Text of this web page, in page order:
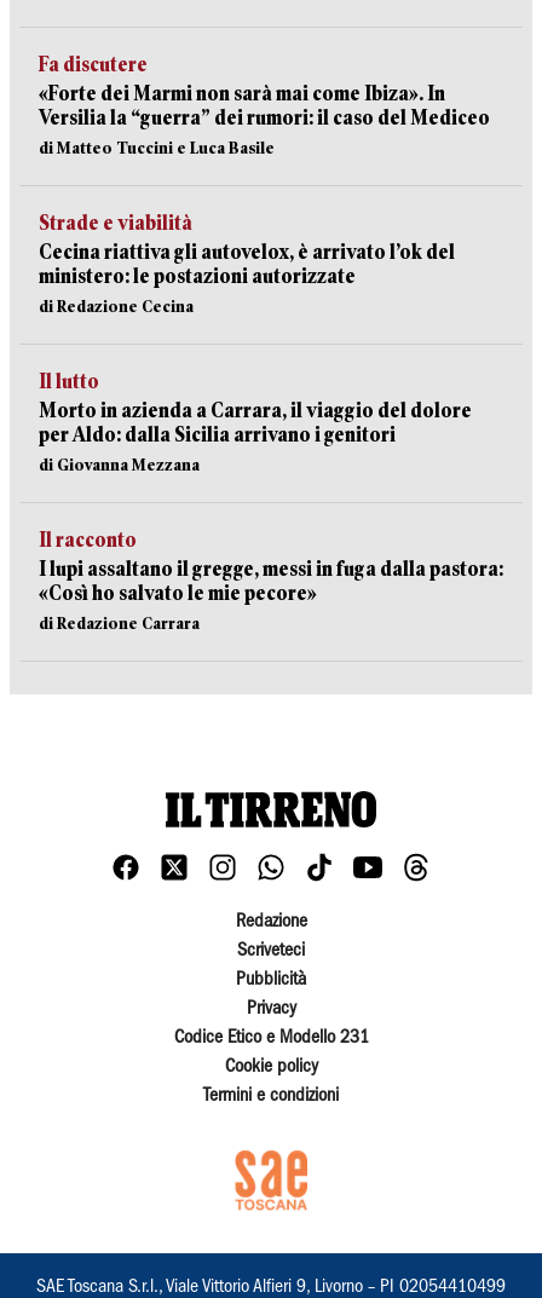
Fa discutere
«Forte dei Marmi non sarà mai come Ibiza». In
Versilia la “guerra” dei rumori: il caso del Mediceo
di Matteo Tuccini e Luca Basile
Strade e viabilità
Cecina riattiva gli autovelox, è arrivato l’ok del
ministero: le postazioni autorizzate
di Redazione Cecina
Il lutto
Morto in azienda a Carrara, il viaggio del dolore
per Aldo: dalla Sicilia arrivano i genitori
di Giovanna Mezzana
Il racconto
I lupi assaltano il gregge, messi in fuga dalla pastora:
«Così ho salvato le mie pecore»
di Redazione Carrara
Redazione
Scriveteci
Pubblicità
Privacy
Codice Etico e Modello 231
Cookie policy
Termini e condizioni
SAE Toscana S.r.l., Viale Vittorio Alfieri 9, Livorno – PI 02054410499